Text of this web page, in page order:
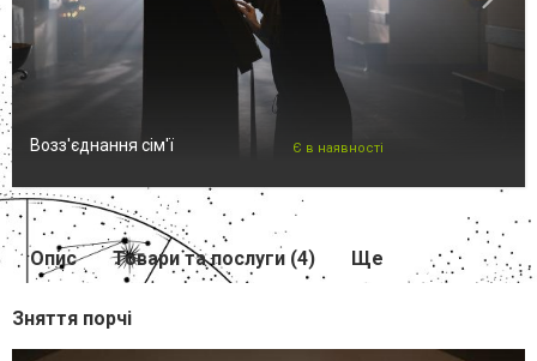
Возз'єднання сім'ї Є в наявності
Опис Товари та послуги (4) Ще
Зняття порчі